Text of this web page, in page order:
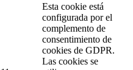
Esta cookie está
configurada por el
complemento de
consentimiento de
cookies de GDPR.
Las cookies se